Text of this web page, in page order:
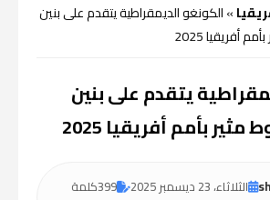
»الكونغو الديمقراطية يتقدم على بنين
2025
يتقدم على بنين
بأمم أفريقيا 2025
الثلاثاء، 23 ديسمبر 2025 399كلمة